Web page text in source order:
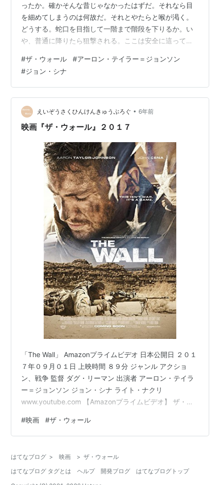
Rated R for language throughout and some war
violence.
ったか。確かそんな昔じゃなかったはずだ。それなら目
を細めてしまうのは何故だ。それとやたらと喉が渇く。
どうする。蛇口を目指して一階まで階段を下りるか。い
や、普通に降りたら狙撃される。ここは安全に這って行
元に置いとくんだった。支度にしても迂闊だ。トレーナ
ーにジャージでは無防備すぎる。最低でも防弾チョッキ
と金属製のヘルメットは必要だったろう。出来れば護身
用に銃があれば良いが、銃刀法違反での検挙は映画より
も寧ろ怖い。となればタンスに身を隠して視聴するほか
はあるまい。2017年公開の本作を見ているとこんな…
#ザ・ウォール #アーロン・テイラー＝ジョンソン
#ジョン・シナ
えいぞうさくひんけんきゅうぶろぐ • 6年前
映画『ザ・ウォール』２０１７
「The Wall」 Amazonプライムビデオ 日本公開日 ２０１
７年０９月０１日 上映時間 ８９分 ジャンル アクショ
ン、戦争 監督 ダグ・リーマン 出演者 アーロン・テイラ
ー＝ジョンソン ジョン・シナ ライト・ナクリ
www.youtube.com 【Amazonプライムビデオ】 ザ・ウ
＜画風＞ この映画は、一枚の壁越しに命を懸けた駆け引
きが行われるので、とても緊張感があります。 なので、
とは思いませんでした。 ↑↑↑は緊張感がないと言って
いるわけではありませんよ。 ただ、…
#映画 #ザ・ウォール
はてなブログ > 映画 > ザ・ウォール
はてなブログ タグとは
ヘルプ 開発ブログ
はてなブログトップ